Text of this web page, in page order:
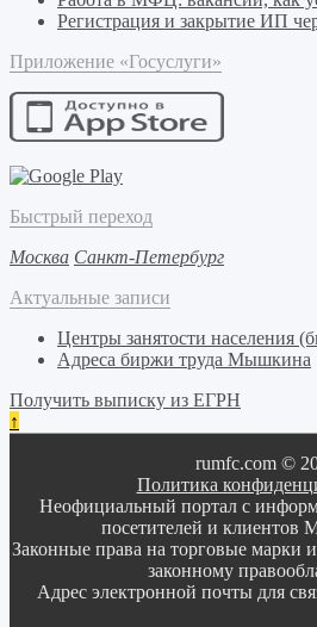
Регистрация и закрытие ИП
Приложение «Госуслуги»
Быстрый переход
Москва Санкт-Петербург
Актуальные записи
Центры занятости населения
Адреса биржи труда Мышкина
Получить выписку из ЕГРН
↑
rumfc.com ©
Политика
Неофициальный портал с
посетителей и
Законные права на торговые марки
законному
Адрес электронной почты для